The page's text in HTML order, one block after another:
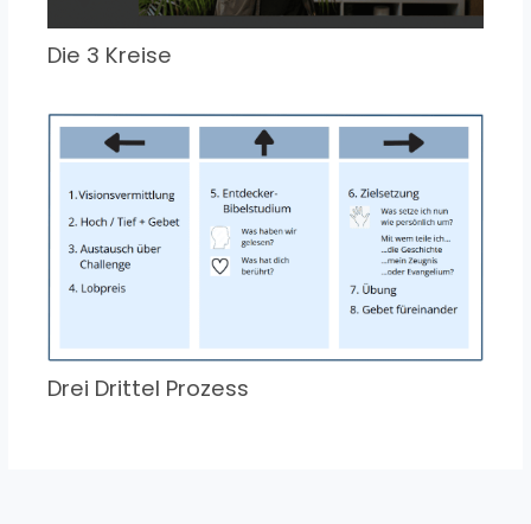
Die 3 Kreise
Drei Drittel Prozess